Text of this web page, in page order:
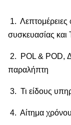
1.
συσκευασίας και
2. POL & POD,
παραλήπτη
3. Τι είδους
4. Αίτημα